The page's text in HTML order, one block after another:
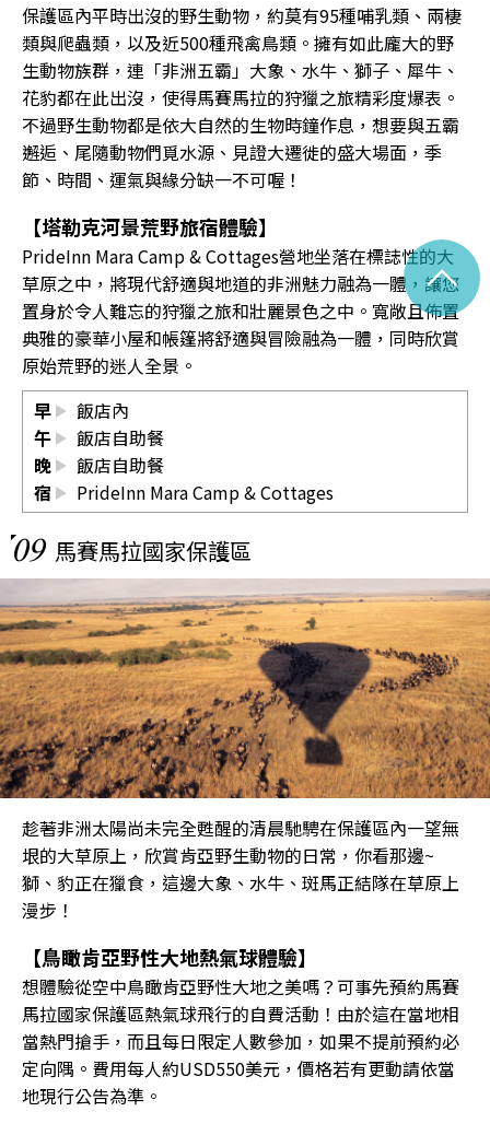
保護區內平時出沒的野生動物，約莫有95種哺乳類、兩棲
類與爬蟲類，以及近500種飛禽鳥類。擁有如此龐大的野
生動物族群，連「非洲五霸」大象、水牛、獅子、犀牛、
花豹都在此出沒，使得馬賽馬拉的狩獵之旅精彩度爆表。
不過野生動物都是依大自然的生物時鐘作息，想要與五霸
邂逅、尾隨動物們覓水源、見證大遷徙的盛大場面，季
節、時間、運氣與緣分缺一不可喔！
【塔勒克河景荒野旅宿體驗】
PrideInn Mara Camp & Cottages營地坐落在標誌性的大
草原之中，將現代舒適與地道的非洲魅力融為一體，讓您
置身於令人難忘的狩獵之旅和壯麗景色之中。寬敞且佈置
典雅的豪華小屋和帳篷將舒適與冒險融為一體，同時欣賞
原始荒野的迷人全景。
早
飯店內
午
飯店自助餐
晚
飯店自助餐
宿
PrideInn Mara Camp & Cottages
09 馬賽馬拉國家保護區
趁著非洲太陽尚未完全甦醒的清晨馳騁在保護區內一望無
垠的大草原上，欣賞肯亞野生動物的日常，你看那邊~
獅、豹正在獵食，這邊大象、水牛、斑馬正結隊在草原上
漫步！
【鳥瞰肯亞野性大地熱氣球體驗】
想體驗從空中鳥瞰肯亞野性大地之美嗎？可事先預約馬賽
馬拉國家保護區熱氣球飛行的自費活動！由於這在當地相
當熱門搶手，而且每日限定人數參加，如果不提前預約必
定向隅。費用每人約USD550美元，價格若有更動請依當
地現行公告為準。
^